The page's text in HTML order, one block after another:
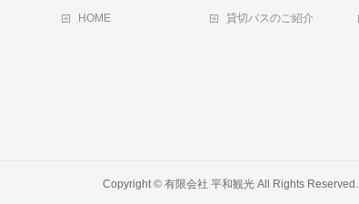
HOME 貸切バスのご紹介
Copyright © 有限会社 平和観光All Rights Reserved.